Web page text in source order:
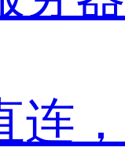
连